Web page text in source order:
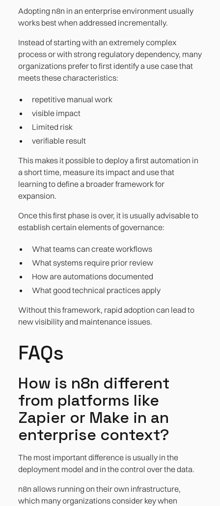
Adopting n8n in an enterprise environment usually
works best when addressed incrementally.
Instead of starting with an extremely complex
process or with strong regulatory dependency, many
organizations prefer to first identify a use case that
meets these characteristics:
repetitive manual work
visible impact
Limited risk
verifiable result
This makes it possible to deploy a first automation in
a short time, measure its impact and use that
learning to define a broader framework for
expansion.
Once this first phase is over, it is usually advisable to
establish certain elements of governance:
What teams can create workflows
What systems require prior review
How are automations documented
What good technical practices apply
Without this framework, rapid adoption can lead to
new visibility and maintenance issues.
FAQs
How is n8n different
from platforms like
Zapier or Make in an
enterprise context?
The most important difference is usually in the
deployment model and in the control over the data.
n8n allows running on their own infrastructure,
which many organizations consider key when